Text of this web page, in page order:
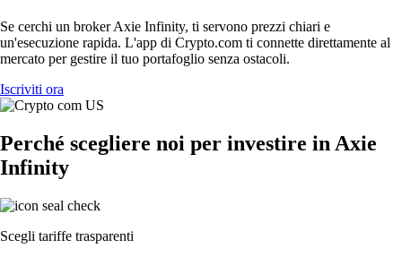
Se cerchi un broker Axie Infinity, ti servono prezzi chiari e
un'esecuzione rapida. L'app di Crypto.com ti connette direttamente al
mercato per gestire il tuo portafoglio senza ostacoli.
Iscriviti ora
Perché scegliere noi per investire in Axie
Infinity
Scegli tariffe trasparenti